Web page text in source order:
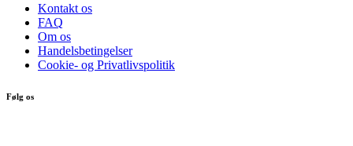
Kontakt os
FAQ
Om os
Handelsbetingelser
Cookie- og Privatlivspolitik
Følg os